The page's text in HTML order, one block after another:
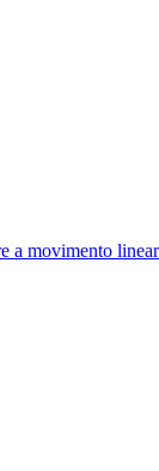
a movimento